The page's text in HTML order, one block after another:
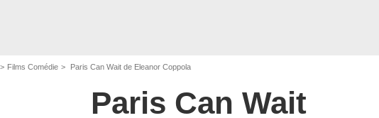
Films Comédie Paris Can Wait de Eleanor Coppola
Paris Can Wait